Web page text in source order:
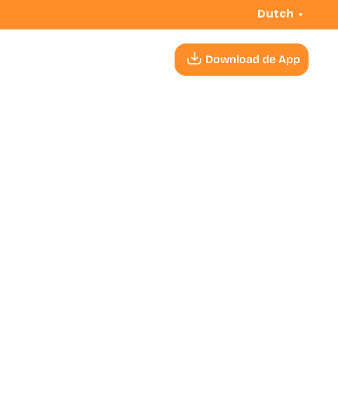
Dutch
Download de App